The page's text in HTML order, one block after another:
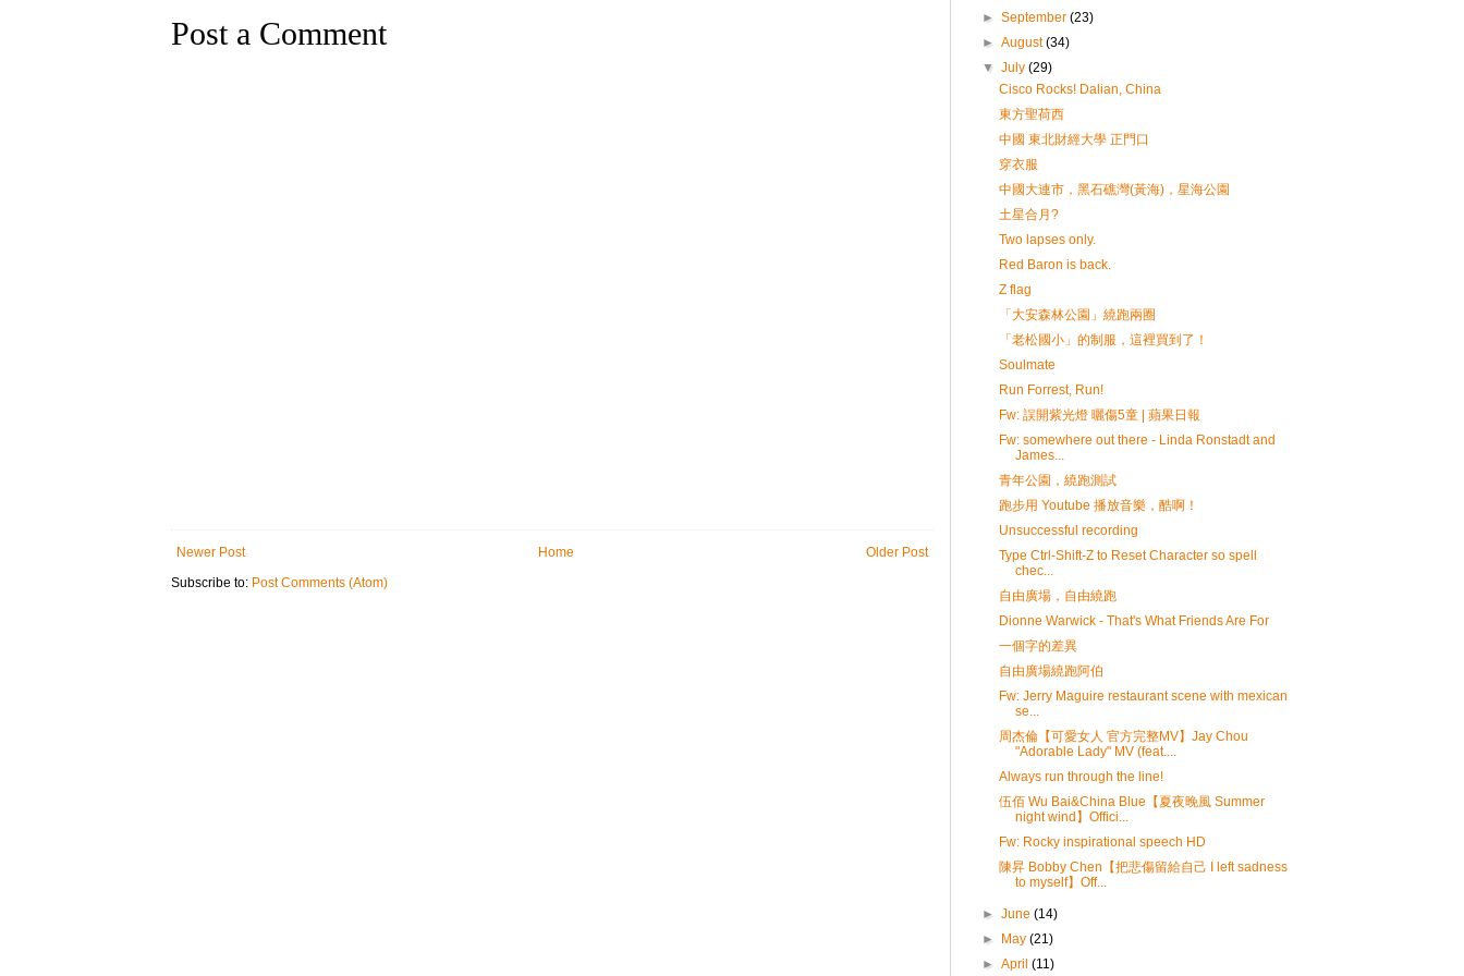
Post a Comment
Newer Post Older Post
Home
Subscribe to: Post Comments (Atom)
►September(23)
►August(34)
▼July(29)
Cisco Rocks! Dalian, China
東方聖荷西
中國 東北財經大學 正門口
穿衣服
中國大連市，黑石礁灣(黃海)，星海公園
土星合月?
Two lapses only.
Red Baron is back.
Z flag
「大安森林公園」繞跑兩圈
「老松國小」的制服，這裡買到了！
Soulmate
Run Forrest, Run!
Fw: 誤開紫光燈 曬傷5童 | 蘋果日報
Fw: somewhere out there - Linda Ronstadt and
James...
青年公園，繞跑測試
跑步用 Youtube 播放音樂，酷啊！
Unsuccessful recording
Type Ctrl-Shift-Z to Reset Character so spell
chec...
自由廣場，自由繞跑
Dionne Warwick - That's What Friends Are For
一個字的差異
自由廣場繞跑阿伯
Fw: Jerry Maguire restaurant scene with mexican
se...
周杰倫【可愛女人 官方完整MV】Jay Chou
"Adorable Lady" MV (feat....
Always run through the line!
伍佰 Wu Bai&China Blue【夏夜晚風 Summer
night wind】Offici...
Fw: Rocky inspirational speech HD
陳昇 Bobby Chen【把悲傷留給自己 I left sadness
to myself】Off...
►June(14)
►
May(21)
►April(11)